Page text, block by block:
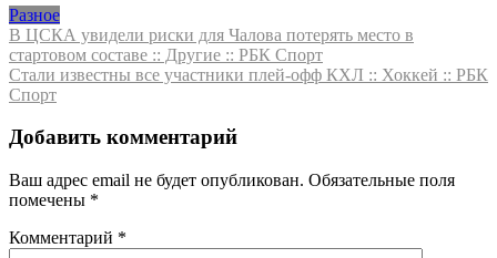
Разное
Навигация
по
записям
В ЦСКА увидели риски для Чалова потерять место в
стартовом составе :: Другие :: РБК Спорт
Стали известны все участники плей-офф КХЛ :: Хоккей :: РБК
Спорт
Добавить комментарий
Ваш адрес email не будет опубликован. Обязательные поля
помечены *
Комментарий *